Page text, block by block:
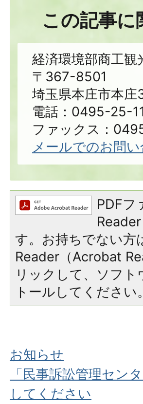
この記事
経済環境部商工観
〒367-8501
埼玉県本庄市本
電話：0495-25-
ファックス：
メールでのお問
PDFフ
す。お持ちでない方
Reader（Acrobat
リックして、ソフ
トールしてください。
お知らせ
「民事訴訟管理セン
してください